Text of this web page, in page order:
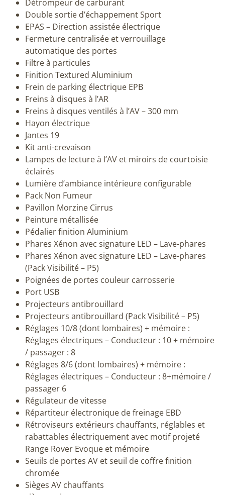
Détrompeur de carburant
Double sortie d’échappement Sport
EPAS – Direction assistée électrique
Fermeture centralisée et verrouillage
automatique des portes
Filtre à particules
Finition Textured Aluminium
Frein de parking électrique EPB
Freins à disques à l’AR
Freins à disques ventilés à l’AV – 300 mm
Hayon électrique
Jantes 19
Kit anti-crevaison
Lampes de lecture à l’AV et miroirs de courtoisie
éclairés
Lumière d’ambiance intérieure configurable
Pack Non Fumeur
Pavillon Morzine Cirrus
Peinture métallisée
Pédalier finition Aluminium
Phares Xénon avec signature LED – Lave-phares
Phares Xénon avec signature LED – Lave-phares
(Pack Visibilité – P5)
Poignées de portes couleur carrosserie
Port USB
Projecteurs antibrouillard
Projecteurs antibrouillard (Pack Visibilité – P5)
Réglages 10/8 (dont lombaires) + mémoire :
Réglages électriques – Conducteur : 10 + mémoire
/ passager : 8
Réglages 8/6 (dont lombaires) + mémoire :
Réglages électriques – Conducteur : 8+mémoire /
passager 6
Régulateur de vitesse
Répartiteur électronique de freinage EBD
Rétroviseurs extérieurs chauffants, réglables et
rabattables électriquement avec motif projeté
Range Rover Evoque et mémoire
Seuils de portes AV et seuil de coffre finition
chromée
Sièges AV chauffants